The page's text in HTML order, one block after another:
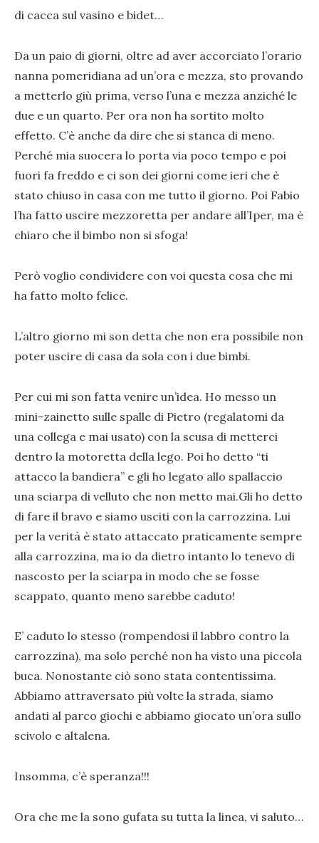
di cacca sul vasino e bidet…
Da un paio di giorni, oltre ad aver accorciato l’orario
nanna pomeridiana ad un’ora e mezza, sto provando
a metterlo giù prima, verso l’una e mezza anziché le
due e un quarto. Per ora non ha sortito molto
effetto. C’è anche da dire che si stanca di meno.
Perché mia suocera lo porta via poco tempo e poi
fuori fa freddo e ci son dei giorni come ieri che è
stato chiuso in casa con me tutto il giorno. Poi Fabio
l’ha fatto uscire mezzoretta per andare all’Iper, ma è
chiaro che il bimbo non si sfoga!
Però voglio condividere con voi questa cosa che mi
ha fatto molto felice.
L’altro giorno mi son detta che non era possibile non
poter uscire di casa da sola con i due bimbi.
Per cui mi son fatta venire un’idea. Ho messo un
mini-zainetto sulle spalle di Pietro (regalatomi da
una collega e mai usato) con la scusa di metterci
dentro la motoretta della lego. Poi ho detto “ti
attacco la bandiera” e gli ho legato allo spallaccio
una sciarpa di velluto che non metto mai.Gli ho detto
di fare il bravo e siamo usciti con la carrozzina. Lui
per la verità è stato attaccato praticamente sempre
alla carrozzina, ma io da dietro intanto lo tenevo di
nascosto per la sciarpa in modo che se fosse
scappato, quanto meno sarebbe caduto!
E’ caduto lo stesso (rompendosi il labbro contro la
carrozzina), ma solo perché non ha visto una piccola
buca. Nonostante ciò sono stata contentissima.
Abbiamo attraversato più volte la strada, siamo
andati al parco giochi e abbiamo giocato un’ora sullo
scivolo e altalena.
Insomma, c’è speranza!!!
Ora che me la sono gufata su tutta la linea, vi saluto…